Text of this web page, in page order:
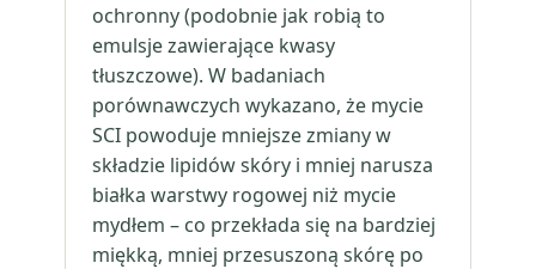
ochronny (podobnie jak robią to
emulsje zawierające kwasy
tłuszczowe). W badaniach
porównawczych wykazano, że mycie
SCI powoduje mniejsze zmiany w
składzie lipidów skóry i mniej narusza
białka warstwy rogowej niż mycie
mydłem – co przekłada się na bardziej
miękką, mniej przesuszoną skórę po